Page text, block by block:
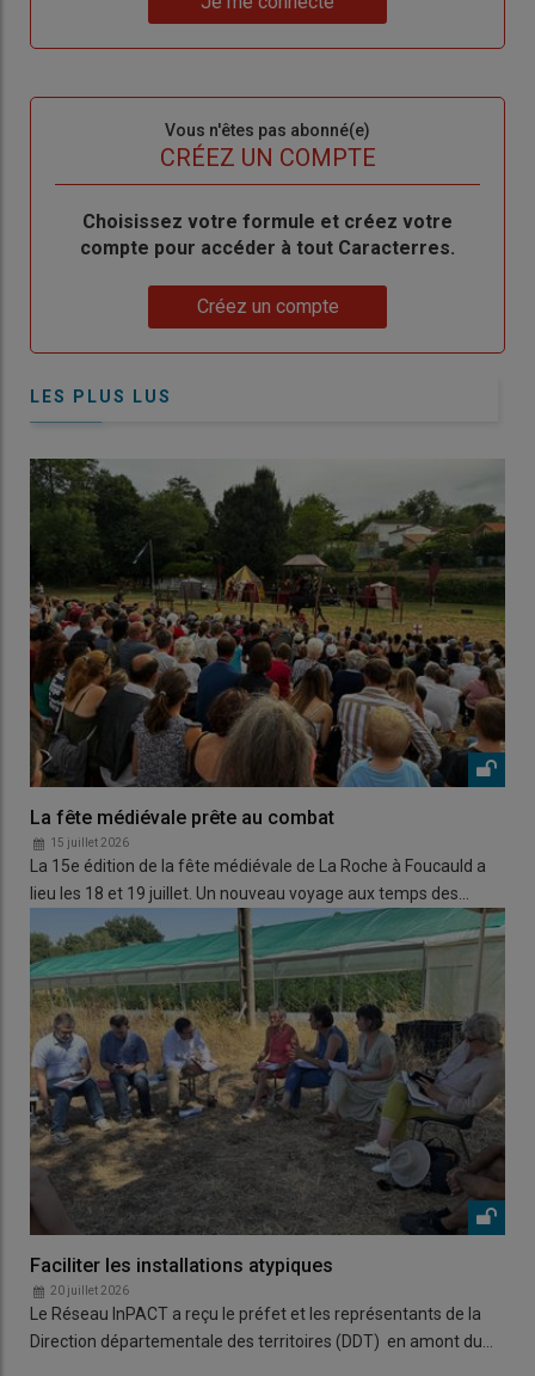
de
me
Vous n'êtes pas abonné(e)
CRÉEZ UN COMPTE
BodyChoisissez votre formule et créez votre
compte pour accéder à tout Caracterres.
Créez un compte
LES PLUS LUS
La fête médiévale prête au combat
15 juillet 2026
La 15e édition de la fête médiévale de La Roche à Foucauld a
lieu les 18 et 19 juillet. Un nouveau voyage aux temps des…
Faciliter les installations atypiques
20 juillet 2026
Le Réseau InPACT a reçu le préfet et les représentants de la
Direction départementale des territoires (DDT) en amont du…